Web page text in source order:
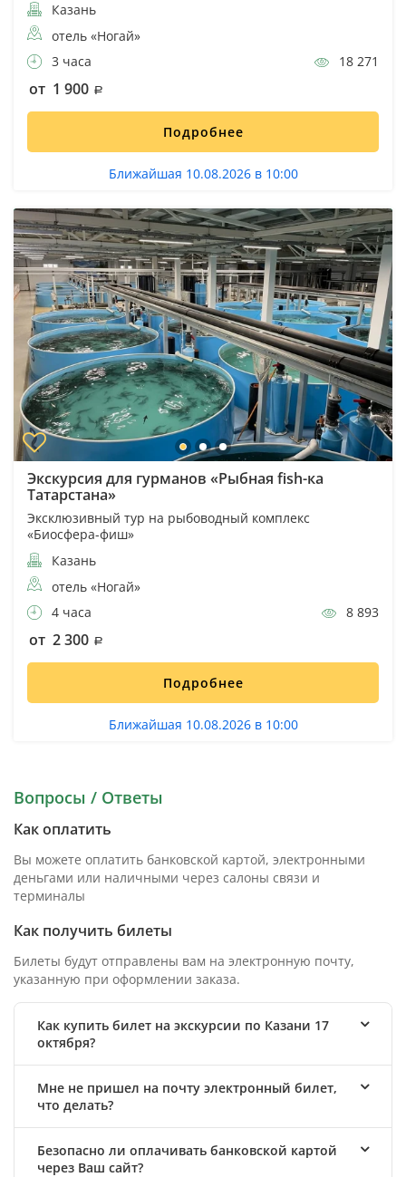
Казань
отель «Ногай»
3 часа
18 271
от 1 900
Подробнее
Ближайшая 10.08.2026 в 10:00
Экскурсия для гурманов «Рыбная fish-ка
Татарстана»
Эксклюзивный тур на рыбоводный комплекс
«Биосфера-фиш»
Казань
отель «Ногай»
4 часа
8 893
от 2 300
Подробнее
Ближайшая 10.08.2026 в 10:00
Вопросы / Ответы
Как оплатить
Вы можете оплатить банковской картой, электронными
деньгами или наличными через салоны связи и
терминалы
Как получить билеты
Билеты будут отправлены вам на электронную почту,
указанную при оформлении заказа.
Как купить билет на экскурсии по Казани 17
октября?
Мне не пришел на почту электронный билет,
что делать?
Безопасно ли оплачивать банковской картой
через Ваш сайт?